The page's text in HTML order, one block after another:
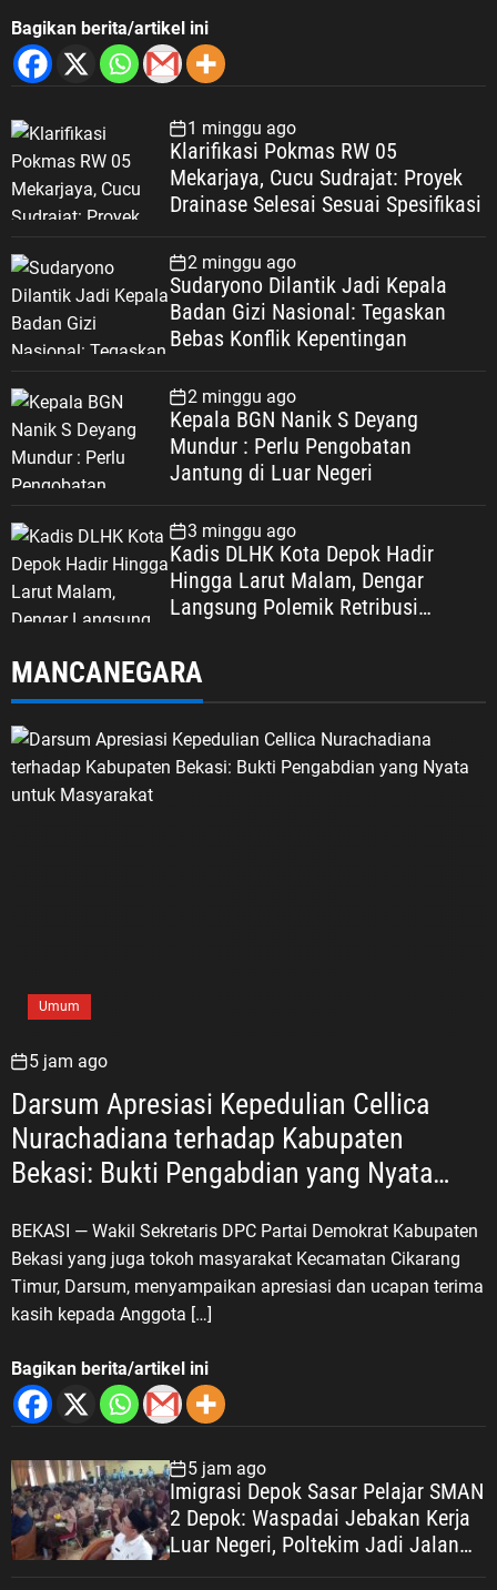
Bagikan berita/artikel ini
1 minggu ago
Klarifikasi Pokmas RW 05
Mekarjaya, Cucu Sudrajat: Proyek
Drainase Selesai Sesuai Spesifikasi
2 minggu ago
Sudaryono Dilantik Jadi Kepala
Badan Gizi Nasional: Tegaskan
Bebas Konflik Kepentingan
2 minggu ago
Kepala BGN Nanik S Deyang
Mundur : Perlu Pengobatan
Jantung di Luar Negeri
3 minggu ago
Kadis DLHK Kota Depok Hadir
Hingga Larut Malam, Dengar
Langsung Polemik Retribusi
MANCANEGARA
Umum
5 jam ago
Darsum Apresiasi Kepedulian Cellica
Nurachadiana terhadap Kabupaten
Bekasi: Bukti Pengabdian yang Nyata
BEKASI — Wakil Sekretaris DPC Partai Demokrat Kabupaten
Bekasi yang juga tokoh masyarakat Kecamatan Cikarang
Timur, Darsum, menyampaikan apresiasi dan ucapan terima
kasih kepada Anggota […]
Bagikan berita/artikel ini
5 jam ago
Imigrasi Depok Sasar Pelajar SMAN
2 Depok: Waspadai Jebakan Kerja
Luar Negeri, Poltekim Jadi Jalan